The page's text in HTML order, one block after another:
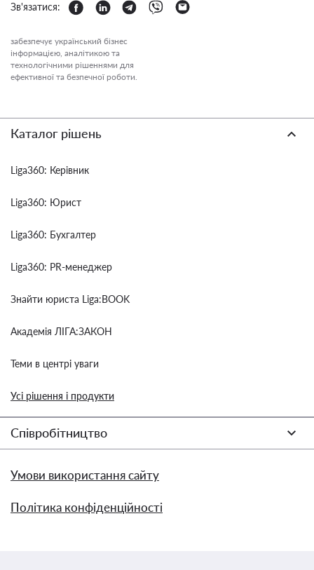
Зв'язатися:
забезпечує український бізнес
інформацією, аналітикою та
технологічними рішеннями для
ефективної та безпечної роботи.
Каталог рішень
Liga360: Керівник
Liga360: Юрист
Liga360: Бухгалтер
Liga360: PR-менеджер
Знайти юриста Liga:BOOK
Академія ЛІГА:ЗАКОН
Теми в центрі уваги
Усі рішення і продукти
Співробітництво
Умови використання сайту
Політика конфіденційності